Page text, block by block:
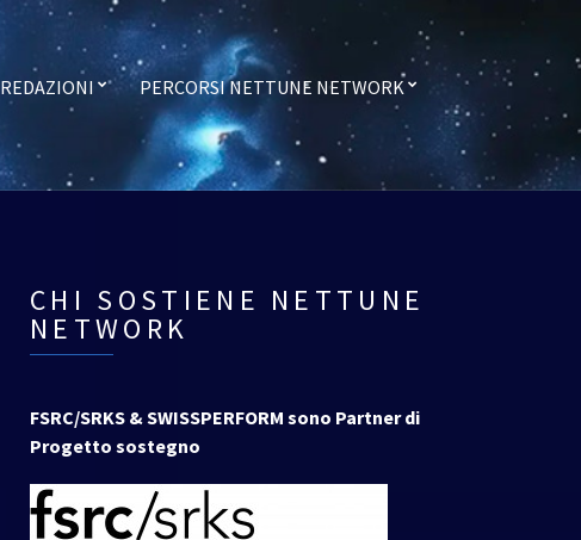
REDAZIONI
PERCORSI NETTUNE NETWORK
CHI SOSTIENE NETTUNE
NETWORK
FSRC/SRKS & SWISSPERFORM sono Partner di
Progetto sostegno